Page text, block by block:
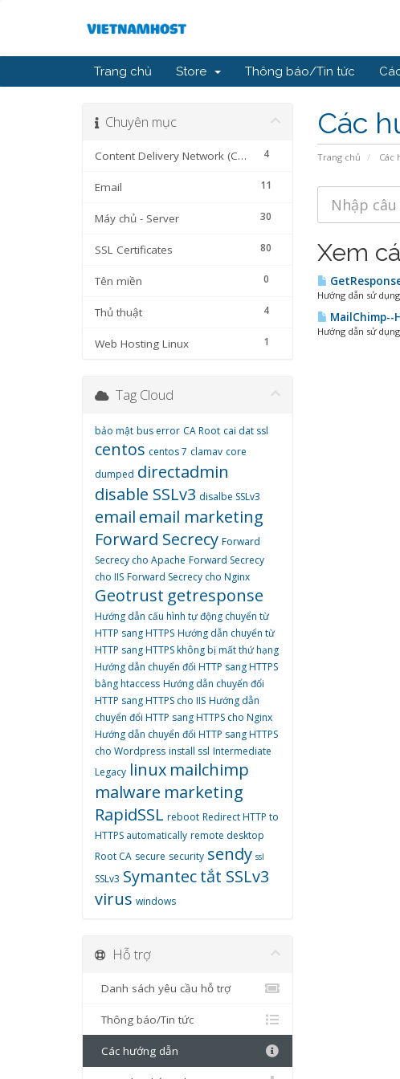
Trang chủ Store Thông báo/Tin tức
Các
Trang chủ Các
Chuyên mục
4
Content Delivery Network (CDN)
11
Email
30
Máy chủ - Server
80
SSL Certificates
0
Tên miền
4
Thủ thuật
1
Web Hosting Linux
Xem
Hướng dẫn sử
MailChimp--
Hướng dẫn sử
Tag Cloud
bảo mật bus error CA Root cai dat ssl
centos centos 7 clamav core
dumped directadmin
disable SSLv3 disalbe SSLv3
email email marketing
Forward Secrecy Forward
Secrecy cho Apache Forward Secrecy
cho IIS Forward Secrecy cho Nginx
Geotrust getresponse
Hướng dẫn cấu hình tự động chuyển từ
HTTP sang HTTPS Hướng dẫn chuyển từ
HTTP sang HTTPS không bị mất thứ hạng
Hướng dẫn chuyển đổi HTTP sang HTTPS
bằng htaccess Hướng dẫn chuyển đổi
HTTP sang HTTPS cho IIS Hướng dẫn
chuyển đổi HTTP sang HTTPS cho Nginx
Hướng dẫn chuyển đổi HTTP sang HTTPS
cho Wordpress install ssl Intermediate
Legacy linux mailchimp
malware marketing
RapidSSL reboot Redirect HTTP to
HTTPS automatically remote desktop
Root CA secure security sendy ssl
SSLv3 Symantectắt SSLv3
virus windows
Hỗ trợ
Danh sách yêu cầu hỗ trợ
Thông báo/Tin tức
Các hướng dẫn